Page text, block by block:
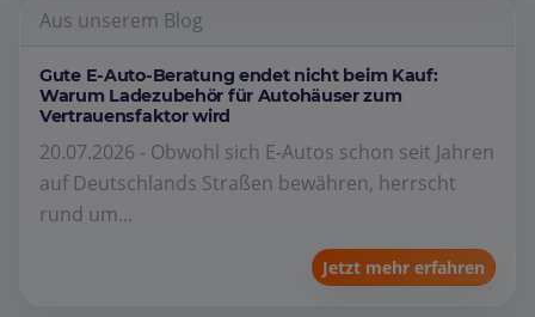
Aus unserem Blog
Gute E-Auto-Beratung endet nicht beim Kauf:
Warum Ladezubehör für Autohäuser zum
Vertrauensfaktor wird
20.07.2026 - Obwohl sich E-Autos schon seit Jahren
auf Deutschlands Straßen bewähren, herrscht
rund um...
Jetzt mehr erfahren